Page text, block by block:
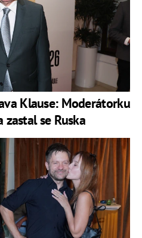
Klause: Moderátorku
se Ruska